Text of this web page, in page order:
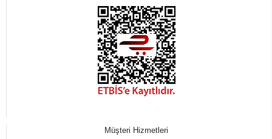
Müşteri Hizmetleri